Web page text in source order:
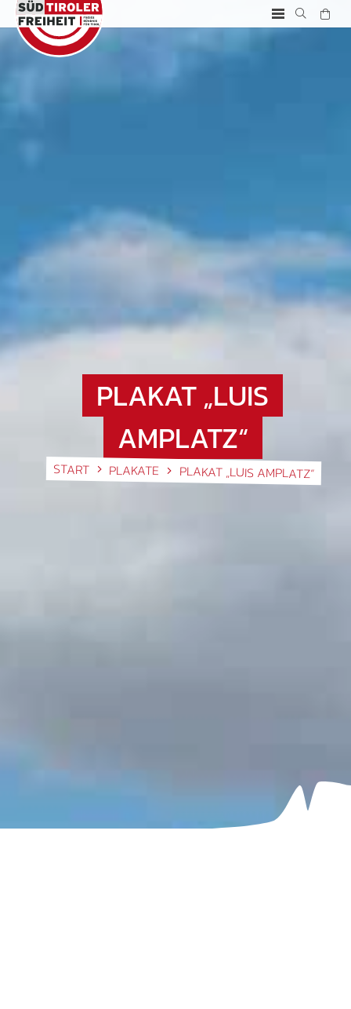
PLAKAT „LUIS
AMPLATZ“
START PLAKATE PLAKAT „LUIS AMPLATZ“